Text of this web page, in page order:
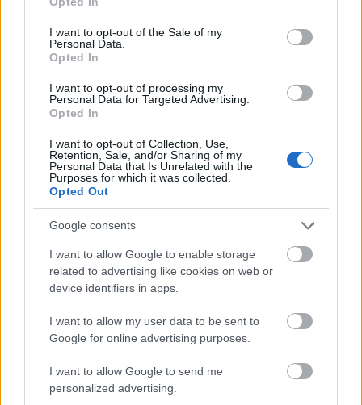
use your data for below specified purposes in below Google
consent section.
I want to opt-out of the Sale of my
Personal Data.
Opted In
I want to opt-out of processing my
Personal Data for Targeted Advertising.
Opted In
I want to opt-out of Collection, Use,
Retention, Sale, and/or Sharing of my
Personal Data that Is Unrelated with the
Purposes for which it was collected.
Opted Out
Google consents
I want to allow Google to enable storage
related to advertising like cookies on web or
device identifiers in apps.
I want to allow my user data to be sent to
Google for online advertising purposes.
I want to allow Google to send me
personalized advertising.
– egy ...
The SICT Framework: How High-
Market Dominance
Miklós Róth Contributor I write about the
intersection of artificial intelligence, high-
performance strategy, and scalable enterprise
growth.
Networks Through the Lens of
Fűtésszerelés Péter•2026. június 01.